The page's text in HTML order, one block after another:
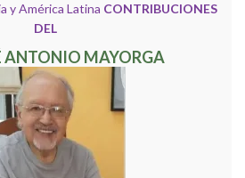
y América Latina CONTRIBUCIONES
DEL
ANTONIO MAYORGA